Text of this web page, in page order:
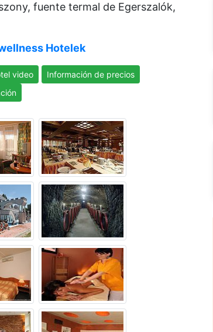
fuente termal de Egerszalók,
Hotelek
video
Información de precios